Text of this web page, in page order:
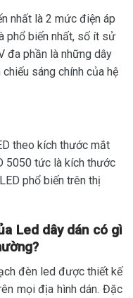
nhất là 2 mức điện áp
phổ biến nhất, số ít sử
đa phần là những dây
sáng chính của hệ
theo kích thước mắt
5050 tức là kích thước
phổ biến trên thị
Led dây dán có gì
đèn led được thiết kế
mọi địa hình dán. Đặc